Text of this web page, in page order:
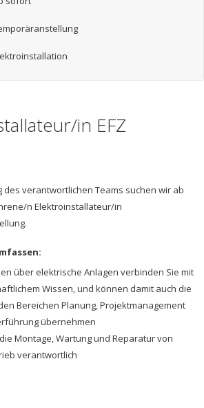
in EFZ
des verantwortlichen Teams suchen wir ab
n Elektroinstallateur/in
über elektrische Anlagen verbinden Sie mit
Wissen, und können damit auch die
Bereichen Planung, Projektmanagement
übernehmen
Montage, Wartung und Reparatur von
verantwortlich